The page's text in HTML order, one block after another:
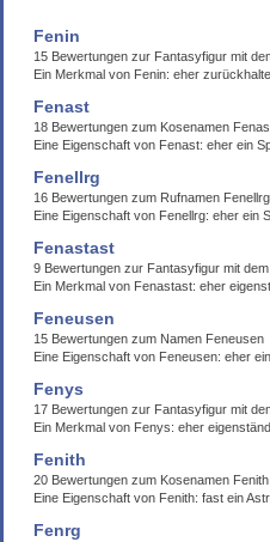
Fenin
15 Bewertungen zur Fantasyfigur mit
Ein Merkmal von Fenin: eher
Fenast
18 Bewertungen zum Kosenamen
Eine Eigenschaft von Fenast: eher ein
Fenellrg
16 Bewertungen zum Rufnamen Fenellrg
Eine Eigenschaft von Fenellrg: eher ein
Fenastast
9 Bewertungen zur Fantasyfigur mit
Ein Merkmal von Fenastast: eher
Feneusen
15 Bewertungen zum Namen Feneusen
Eine Eigenschaft von Feneusen: eher
Fenys
17 Bewertungen zur Fantasyfigur mit
Ein Merkmal von Fenys: eher
Fenith
20 Bewertungen zum Kosenamen Fenith
Eine Eigenschaft von Fenith: fast ein
Fenrg